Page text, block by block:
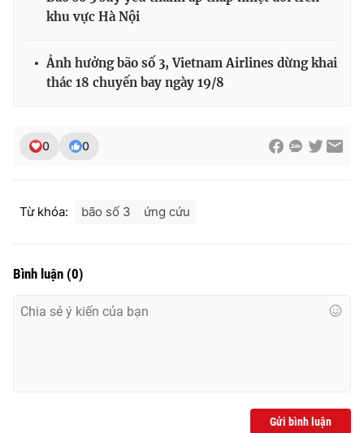
khu vực Hà Nội
Ảnh hưởng bão số 3, Vietnam Airlines dừng khai
thác 18 chuyến bay ngày 19/8
0 0
Từ khóa: bão số 3 ứng cứu
Bình luận (0)
Gửi bình luận